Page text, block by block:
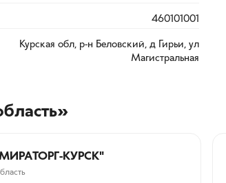
460101001
Курская обл, р-н Беловский, д Гирьи, ул
Магистральная
КУРСК"